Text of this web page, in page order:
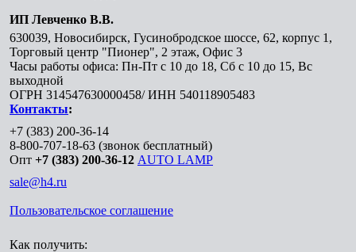
ИП Левченко В.В.
630039, Новосибирск, Гусинобродское шоссе, 62, корпус 1,
Торговый центр "Пионер", 2 этаж, Офис 3
Часы работы офиса: Пн-Пт с 10 до 18, Сб с 10 до 15, Вс
выходной
ОГРН 314547630000458/ ИНН 540118905483
Контакты:
+7 (383) 200-36-14
8-800-707-18-63 (звонок бесплатный)
Опт +7 (383) 200-36-12 AUTO LAMP
sale@h4.ru
Пользовательское соглашение
Как получить: